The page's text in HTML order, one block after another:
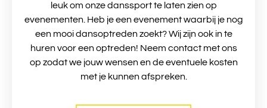
leuk om onze danssport te laten zien op
evenementen. Heb je een evenement waarbij je nog
een mooi dansoptreden zoekt? Wij zijn ook in te
huren voor een optreden! Neem contact met ons
op zodat we jouw wensen en de eventuele kosten
met je kunnen afspreken.